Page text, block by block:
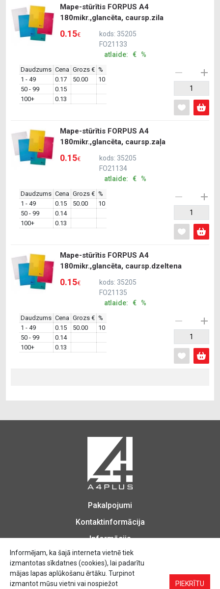
Mape-stūrītis FORPUS A4
180mikr.,glancēta, caursp.zila
0.15€
kods: 35205
FO21133
atlaide: € %
Daudzums Cena Grozs € %
1 - 49
0.17 50.00
10
50 - 99
0.15
100+
0.13
Mape-stūrītis FORPUS A4
180mikr.,glancēta, caursp.zaļa
0.15€
kods: 35205
FO21134
atlaide: € %
Daudzums Cena Grozs € %
1 - 49
0.15 50.00
10
50 - 99
0.14
100+
0.13
Mape-stūrītis FORPUS A4
180mikr.,glancēta, caursp.dzeltena
0.15€
kods: 35205
FO21135
atlaide: € %
Daudzums Cena Grozs € %
1 - 49
0.15 50.00
10
50 - 99
0.14
100+
0.13
Biroja Preces, Zīmogu izgatavošana, Printēšana, Kopēšana, Iesiešana,
Pakalpojumi
Kontaktinformācija
Informācija
Informējam, ka šajā interneta vietnē tiek
izmantotas sīkdatnes (cookies), lai padarītu
mājas lapas aplūkošanu ērtāku. Turpinot
izmantot mūsu vietni vai nospiežot
PIEKRĪTU